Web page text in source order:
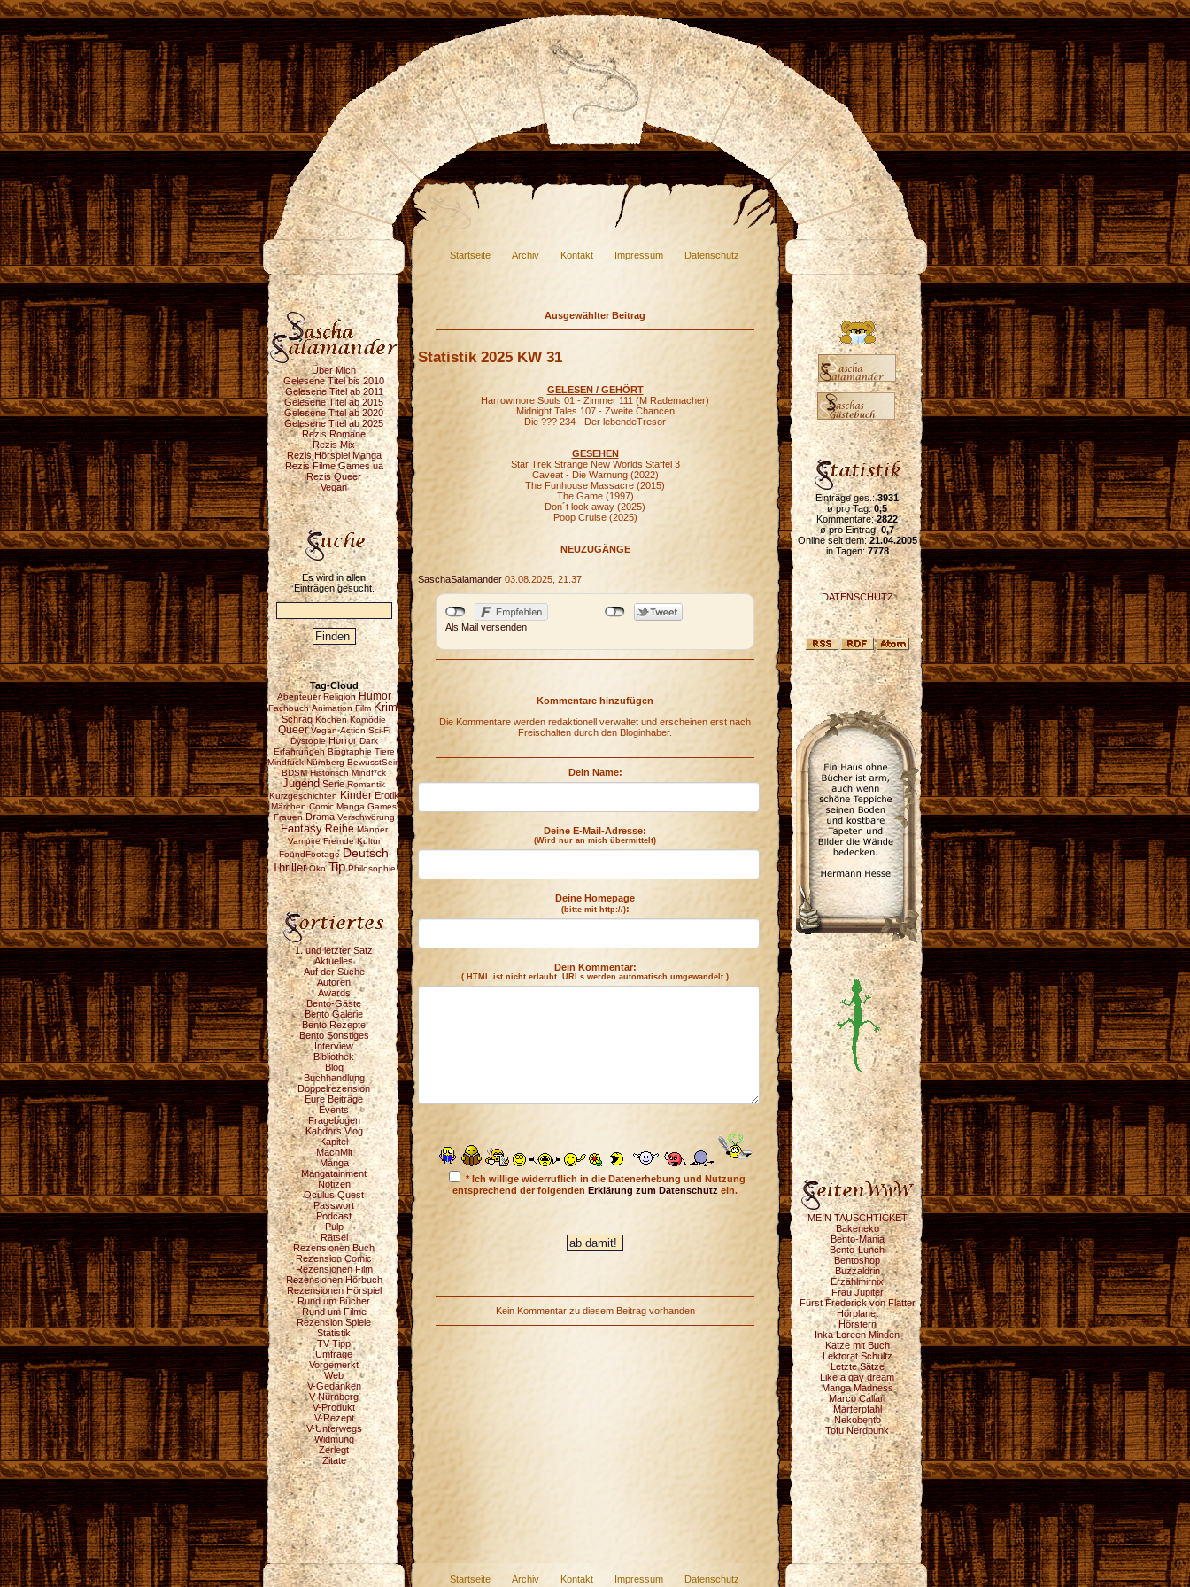
Startseite Archiv Kontakt Impressum Datenschutz
Über Mich
Gelesene Titel bis 2010
Gelesene Titel ab 2011
Gelesene Titel ab 2015
Gelesene Titel ab 2020
Gelesene Titel ab 2025
Rezis Romane
Rezis Mix
Rezis Hörspiel Manga
Rezis Filme Games ua
Rezis Queer
Vegan
Es wird in allen
Einträgen gesucht.
Tag-Cloud
Abenteuer Religion Humor
Fachbuch Animation Film Krimi
Schräg Kochen Komödie
Queer Vegan Action Sci-Fi
Dystopie Horror Dark
Erfahrungen Biographie Tiere
Mindfuck Nürnberg BewusstSein
BDSM Historisch Mindf*ck
Jugend Serie Romantik
Kurzgeschichten Kinder Erotik
Märchen Comic Manga Games
Frauen Drama Verschwörung
Fantasy Reihe Männer
Vampire Fremde Kultur
FoundFootage Deutsch
Thriller Öko Tip Philosophie
1. und letzter Satz
Aktuelles
Auf der Suche
Autoren
Awards
Bento-Gäste
Bento Galerie
Bento Rezepte
Bento Sonstiges
Interview
Bibliothek
Blog
Buchhandlung
Doppelrezension
Eure Beiträge
Events
Fragebogen
Kahdors Vlog
Kapitel
MachMit
Manga
Mangatainment
Notizen
Oculus Quest
Passwort
Podcast
Pulp
Rätsel
Rezensionen Buch
Rezension Comic
Rezensionen Film
Rezensionen Hörbuch
Rezensionen Hörspiel
Rund um Bücher
Rund um Filme
Rezension Spiele
Statistik
TV Tipp
Umfrage
Vorgemerkt
Web
V-Gedanken
V-Nürnberg
V-Produkt
V-Rezept
V-Unterwegs
Widmung
Zerlegt
Zitate
Ausgewählter Beitrag
Statistik 2025 KW 31
GELESEN / GEHÖRT
Harrowmore Souls 01 - Zimmer 111 (M Rademacher)
Midnight Tales 107 - Zweite Chancen
Die ??? 234 - Der lebendeTresor
GESEHEN
Star Trek Strange New Worlds Staffel 3
Caveat - Die Warnung (2022)
The Funhouse Massacre (2015)
The Game (1997)
Don´t look away (2025)
Poop Cruise (2025)
NEUZUGÄNGE
SaschaSalamander 03.08.2025, 21.37
Als Mail versenden
Kommentare hinzufügen
Die Kommentare werden redaktionell verwaltet und erscheinen erst nach
Freischalten durch den Bloginhaber.
Dein Name:
Deine E-Mail-Adresse:
(Wird nur an mich übermittelt)
Deine Homepage
(bitte mit http://):
Dein Kommentar:
( HTML ist nicht erlaubt. URLs werden automatisch umgewandelt.)
* Ich willige widerruflich in die Datenerhebung und Nutzung
entsprechend der folgenden Erklärung zum Datenschutz ein.
Kein Kommentar zu diesem Beitrag vorhanden
Einträge ges.:3931
ø pro Tag:0,5
Kommentare:2822
ø pro Eintrag:0,7
Online seit dem:21.04.2005
in Tagen:7778
DATENSCHUTZ
MEIN TAUSCHTICKET
Bakeneko
Bento-Mania
Bento-Lunch
Bentoshop
Buzzaldrin
Erzählmirnix
Frau Jupiter
Fürst Frederick von Flatter
Hörplanet
Hörstern
Inka Loreen Minden
Katze mit Buch
Lektorat Schultz
Letzte Sätze
Like a gay dream
Manga Madness
Marco Callari
Marterpfahl
Nekobento
Tofu Nerdpunk
Startseite Archiv Kontakt Impressum Datenschutz